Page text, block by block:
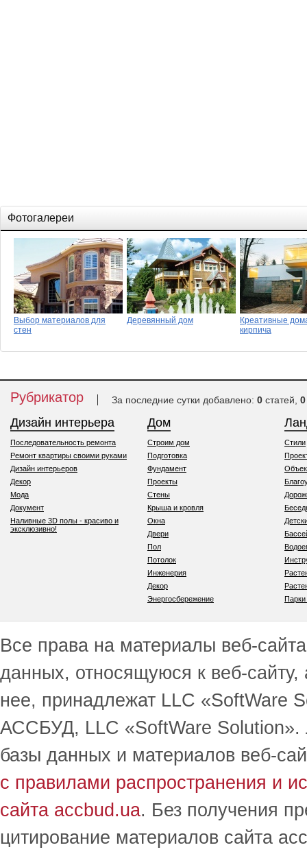
Фотогалереи
Выбор материалов для
стен
Деревянный дом
Креативные
кирпича
Рубрикатор За последние сутки добавлено: 0 статей, 0
Дизайн интерьера
Последовательность ремонта
Ремонт квартиры своими руками
Дизайн интерьеров
Декор
Мода
Документ
Наливные 3D полы - красиво и
эксклюзивно!
Дом
Строим дом
Подготовка
Фундамент
Проекты
Стены
Крыша и кровля
Окна
Двери
Пол
Потолок
Инженерия
Декор
Энергосбережение
Стили
Все права на материалы веб-
данных, относящуюся к веб-
нее, принадлежат LLC
АССБУД, LLC «SoftWare Solution».
базы данных и материалов веб-
с правилами распространения и
сайта accbud.ua. Без получения
цитирование материалов сайта